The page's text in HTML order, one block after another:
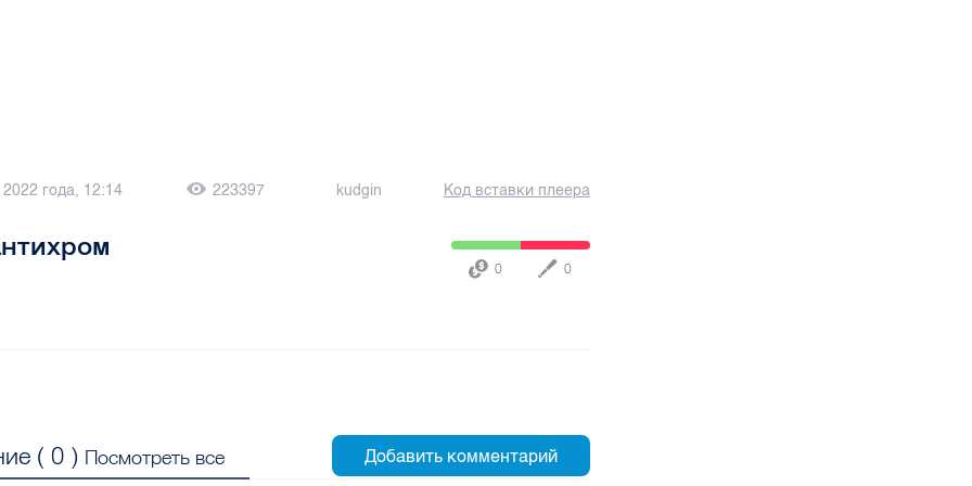
года, 12:14 223397 kudgin Код вставки плеера
0 0
(0 ) Посмотреть все